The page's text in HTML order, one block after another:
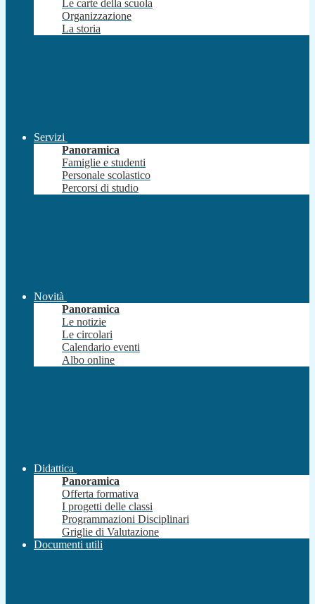
Le carte della scuola
Organizzazione
La storia
Servizi
Panoramica
Famiglie e studenti
Personale scolastico
Percorsi di studio
Novità
Panoramica
Le notizie
Le circolari
Calendario eventi
Albo online
Didattica
Panoramica
Offerta formativa
I progetti delle classi
Programmazioni Disciplinari
Griglie di Valutazione
Documenti utili